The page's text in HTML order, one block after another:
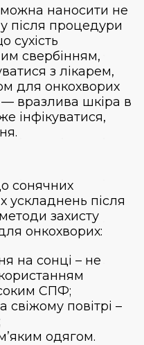
наносити не
після процедури
сухість
свербінням,
з лікарем,
для онкохворих
— вразлива шкіра в
інфікуватися,
сонячних
ускладнень після
захисту
онкохворих:
на сонці – не
СПФ;
повітрі –
одягом.